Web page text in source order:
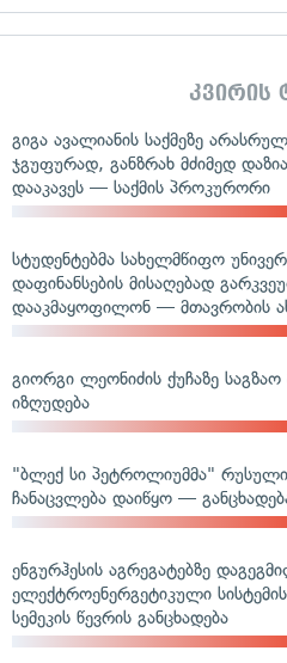
კვირის
გიგა ავალიანის საქმეზე
ჯგუფურად, განზრახ მძიმედ
დააკავეს — საქმის პროკურორი
სტუდენტებმა სახელმწიფო
დაფინანსების მისაღებად
დააკმაყოფილონ — მთავრობის
გიორგი ლეონიძის ქუჩაზე
იზღუდება
"ბლექ სი პეტროლიუმმა"
ჩანაცვლება დაიწყო —
ენგურჰესის აგრეგატებზე
ელექტროენერგეტიკული
სემეკის წევრის განცხადება